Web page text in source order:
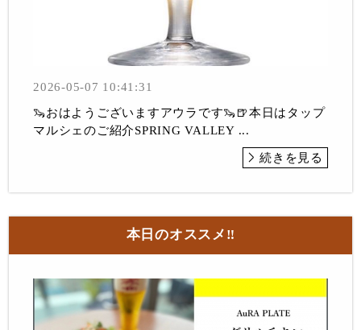
2026-05-07 10:41:31
🦦おはようございますアウラです🦦🍺本日はタップ
マルシェのご紹介SPRING VALLEY ...
続きを見る
本日のオススメ‼︎